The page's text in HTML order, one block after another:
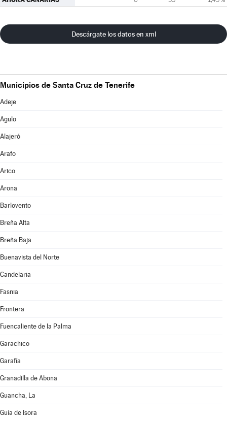
Descárgate los datos en xml
Municipios de Santa Cruz de Tenerife
Adeje
Agulo
Alajeró
Arafo
Arico
Arona
Barlovento
Breña Alta
Breña Baja
Buenavista del Norte
Candelaria
Fasnia
Frontera
Fuencaliente de la Palma
Garachico
Garafía
Granadilla de Abona
Guancha, La
Guía de Isora